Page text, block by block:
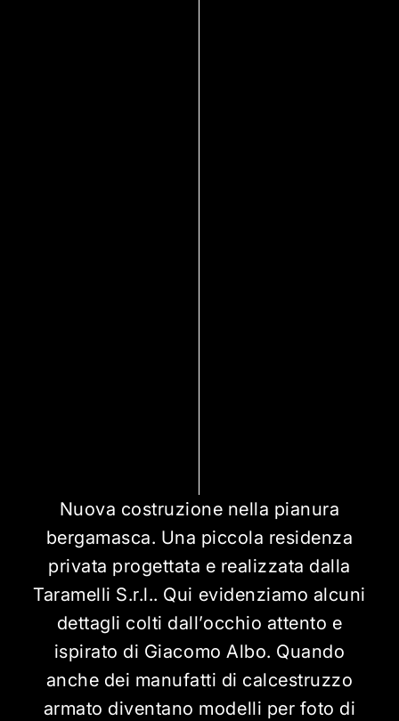
Nuova costruzione nella pianura
bergamasca. Una piccola residenza
privata progettata e realizzata dalla
Taramelli S.r.l.. Qui evidenziamo alcuni
dettagli colti dall’occhio attento e
ispirato di Giacomo Albo. Quando
anche dei manufatti di calcestruzzo
armato diventano modelli per foto di